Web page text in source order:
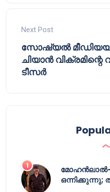
Next Post
സോഷ്യൽ
ചിയാൻ വിക്രമിന്റെ
ടീസർ
മോഹൻലാൽ-
ഒന്നിക്കുന്നു;